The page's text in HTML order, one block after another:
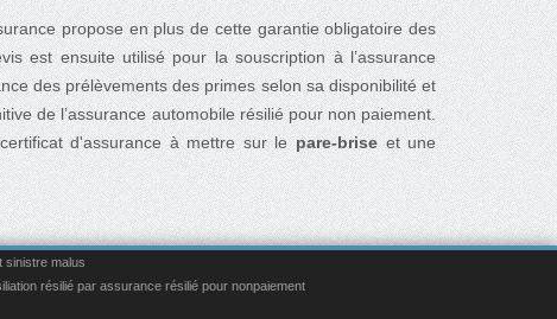
propose en plus de cette garantie obligatoire des
est ensuite utilisé pour la souscription à l’assurance
des prélèvements des primes selon sa disponibilité et
de l’assurance automobile résilié pour non paiement.
d'assurance à mettre sur lepare-briseet une
sinistre malus
résilié par assurance résilié pour nonpaiement